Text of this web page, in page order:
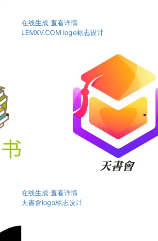
在线生成 查看详情
LEMXV.COM logo标志设计
在线生成 查看详情
天書會logo标志设计